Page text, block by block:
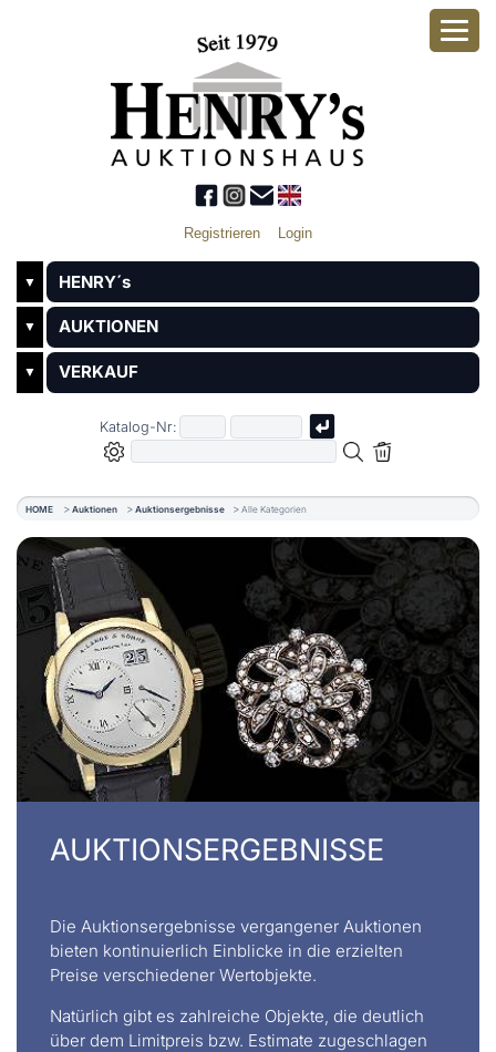
Registrieren Login
▼ HENRY´s
▼ AUKTIONEN
▼ VERKAUF
Katalog-Nr:
HOME Auktionen Auktionsergebnisse Alle Kategorien
AUKTIONSERGEBNISSE
Die Auktionsergebnisse vergangener Auktionen
bieten kontinuierlich Einblicke in die erzielten
Preise verschiedener Wertobjekte.
Natürlich gibt es zahlreiche Objekte, die deutlich
über dem Limitpreis bzw. Estimate zugeschlagen